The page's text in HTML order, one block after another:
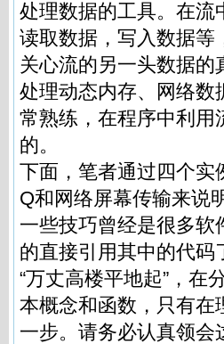
处理数据的工具。在流
读取数据，写入数据等
关心流的另一头数据
处理动态内存、网络数
常熟练，在程序中利用
的。
下面，笔者通过四个实
Q和网络屏幕传输来说
一些技巧曾经是很多
的直接引用其中的代码
“万丈高楼平地起”，在
本概念和函数，只有在
一步。请务必认真领